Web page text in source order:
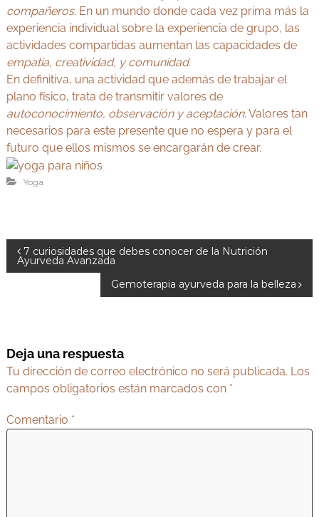
compañeros. En un mundo donde cada vez prima más la
experiencia individual sobre la experiencia de grupo, las
actividades compartidas aumentan las capacidades de
empatía, creatividad, y comunidad.
En definitiva, una actividad que además de trabajar el
plano físico, trata de transmitir valores de
autoconocimiento, observación y aceptación. Valores tan
necesarios para este presente que no espera y para el
futuro que ellos mismos se encargarán de crear.
Yoga
a
a
c
ó
7 curiosidades que debes conocer de la Nutrición
Ayurveda Avanzada
Gemoterapia ayurveda para la belleza
Deja una respuesta
Tu dirección de correo electrónico no será publicada. Los
campos obligatorios están marcados con *
Comentario *